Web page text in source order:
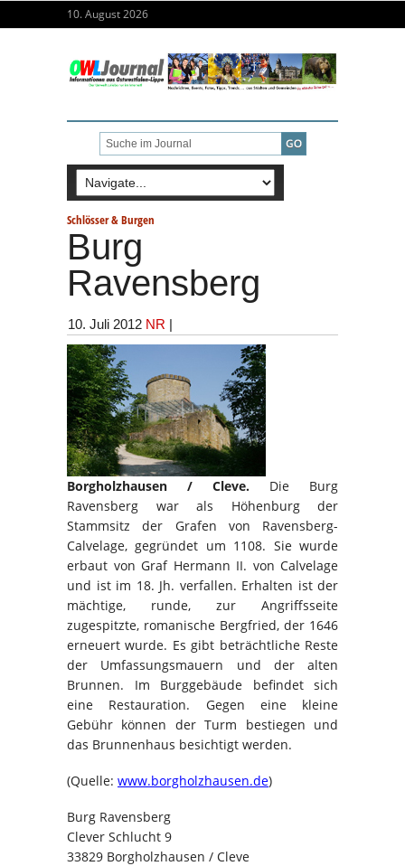
10. August 2026
Schlösser & Burgen
Burg
Ravensberg
10. Juli 2012 NR |
Borgholzhausen / Cleve. Die Burg
Ravensberg war als Höhenburg der
Stammsitz der Grafen von Ravensberg-
Calvelage, gegründet um 1108. Sie wurde
erbaut von Graf Hermann II. von Calvelage
und ist im 18. Jh. verfallen. Erhalten ist der
mächtige, runde, zur Angriffsseite
zugespitzte, romanische Bergfried, der 1646
erneuert wurde. Es gibt beträchtliche Reste
der Umfassungsmauern und der alten
Brunnen. Im Burggebäude befindet sich
eine Restauration. Gegen eine kleine
Gebühr können der Turm bestiegen und
das Brunnenhaus besichtigt werden.
(Quelle: www.borgholzhausen.de)
Burg Ravensberg
Clever Schlucht 9
33829 Borgholzhausen / Cleve